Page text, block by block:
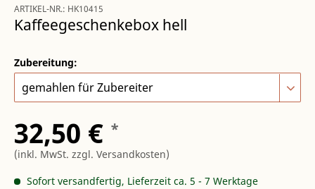
ARTIKEL-NR.: HK10415
Kaffeegeschenkebox hell
Zubereitung:
32,50 € *
(inkl. MwSt. zzgl. Versandkosten)
Sofort versandfertig, Lieferzeit ca. 5 - 7 Werktage